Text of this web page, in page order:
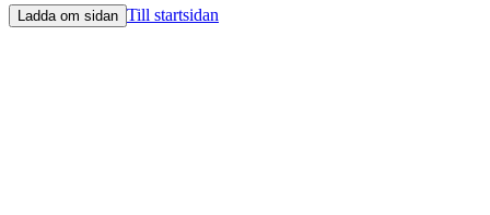
Ladda om sidan Till startsidan